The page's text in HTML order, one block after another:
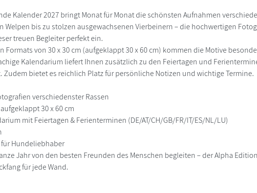
Kalender 2027 bringt Monat für Monat die schönsten Aufnahmen
Welpen bis zu stolzen ausgewachsenen Vierbeinern – die hochwertigen
treuen Begleiter perfekt ein.
Formats von 30 x 30 cm (aufgeklappt 30 x 60 cm) kommen die Motive
Kalendarium liefert Ihnen zusätzlich zu den Feiertagen und
Zudem bietet es reichlich Platz für persönliche Notizen und wichtige Termine.
verschiedenster Rassen
30 x 60 cm
mit Feiertagen & Ferienterminen (DE/AT/CH/GB/FR/IT/ES/NL/LU)
für Hundeliebhaber
Jahr von den besten Freunden des Menschen begleiten – der Alpha
für jede Wand.